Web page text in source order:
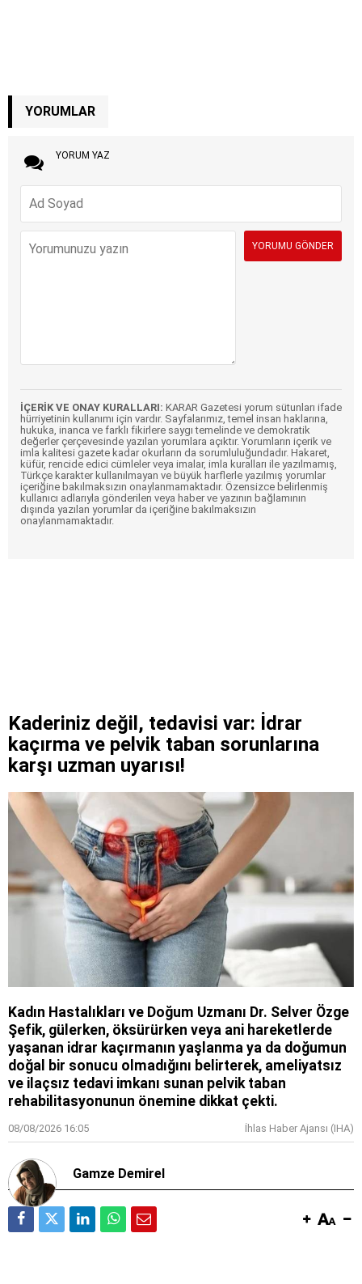
YORUMLAR
YORUM YAZ
İÇERİK VE ONAY KURALLARI: KARAR Gazetesi yorum sütunları ifade
hürriyetinin kullanımı için vardır. Sayfalarımız, temel insan haklarına,
hukuka, inanca ve farklı fikirlere saygı temelinde ve demokratik
değerler çerçevesinde yazılan yorumlara açıktır. Yorumların içerik ve
imla kalitesi gazete kadar okurların da sorumluluğundadır. Hakaret,
küfür, rencide edici cümleler veya imalar, imla kuralları ile yazılmamış,
Türkçe karakter kullanılmayan ve büyük harflerle yazılmış yorumlar
içeriğine bakılmaksızın onaylanmamaktadır. Özensizce belirlenmiş
kullanıcı adlarıyla gönderilen veya haber ve yazının bağlamının
dışında yazılan yorumlar da içeriğine bakılmaksızın
onaylanmamaktadır.
Kaderiniz değil, tedavisi var: İdrar
kaçırma ve pelvik taban sorunlarına
karşı uzman uyarısı!
Kadın Hastalıkları ve Doğum Uzmanı Dr. Selver Özge
Şefik, gülerken, öksürürken veya ani hareketlerde
yaşanan idrar kaçırmanın yaşlanma ya da doğumun
doğal bir sonucu olmadığını belirterek, ameliyatsız
ve ilaçsız tedavi imkanı sunan pelvik taban
rehabilitasyonunun önemine dikkat çekti.
08/08/2026 16:05 İhlas Haber Ajansı (IHA)
Gamze Demirel